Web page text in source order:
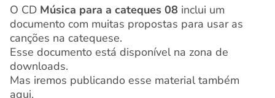
O CD Música para a cateques 08 inclui um
documento com muitas propostas para usar as
canções na catequese.
Esse documento está disponível na zona de
downloads.
Mas iremos publicando esse material também
aqui.